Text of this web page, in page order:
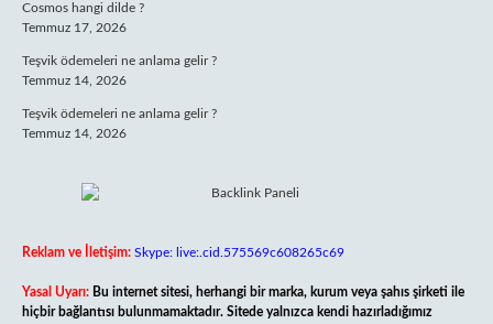
Cosmos hangi dilde ?
Temmuz 17, 2026
Teşvik ödemeleri ne anlama gelir ?
Temmuz 14, 2026
Teşvik ödemeleri ne anlama gelir ?
Temmuz 14, 2026
Reklam ve İletişim: Skype: live:.cid.575569c608265c69
Yasal Uyarı: Bu internet sitesi, herhangi bir marka, kurum veya şahıs şirketi ile
hiçbir bağlantısı bulunmamaktadır. Sitede yalnızca kendi hazırladığımız